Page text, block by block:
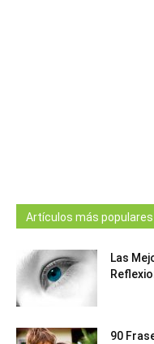
Artículos más populares
Las
90